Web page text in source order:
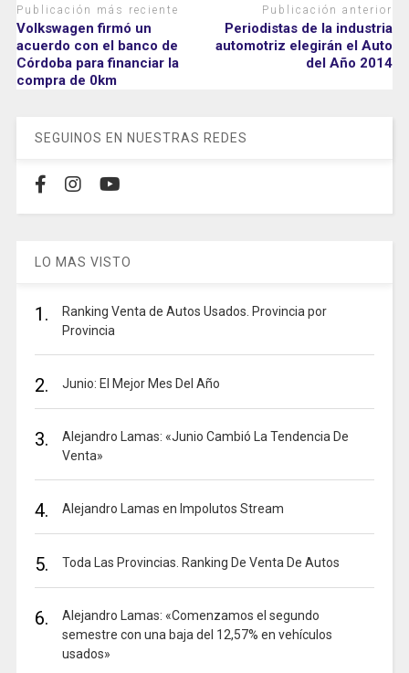
Publicación más reciente
Volkswagen firmó un
acuerdo con el banco de
Córdoba para financiar la
compra de 0km
Publicación anterior
Periodistas de la industria
automotriz elegirán el Auto
del Año 2014
SEGUINOS EN NUESTRAS REDES
LO MAS VISTO
1.
Ranking Venta de Autos Usados. Provincia por
Provincia
2. Junio: El Mejor Mes Del Año
3.
Alejandro Lamas: «Junio Cambió La Tendencia De
Venta»
4. Alejandro Lamas en Impolutos Stream
5. Toda Las Provincias. Ranking De Venta De Autos
6.
Alejandro Lamas: «Comenzamos el segundo
semestre con una baja del 12,57% en vehículos
usados»